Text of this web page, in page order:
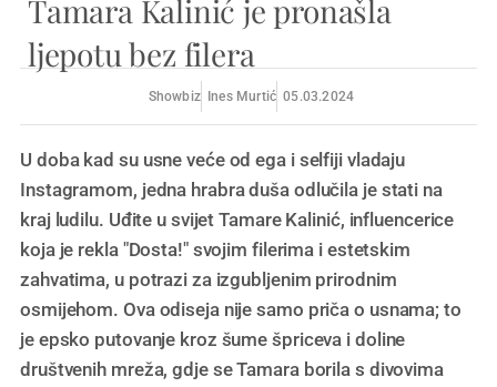
Tamara Kalinić je pronašla
ljepotu bez filera
Showbiz Ines Murtić 05.03.2024
U doba kad su usne veće od ega i selfiji vladaju
Instagramom, jedna hrabra duša odlučila je stati na
kraj ludilu. Uđite u svijet Tamare Kalinić, influencerice
koja je rekla "Dosta!" svojim filerima i estetskim
zahvatima, u potrazi za izgubljenim prirodnim
osmijehom. Ova odiseja nije samo priča o usnama; to
je epsko putovanje kroz šume špriceva i doline
društvenih mreža, gdje se Tamara borila s divovima